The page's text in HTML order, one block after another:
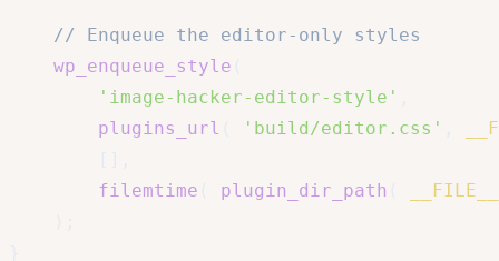
// Enqueue the editor-only styles
wp_enqueue_style
'image-hacker-editor-style'
plugins_url
'build/editor.css'
filemtime
plugin_dir_path
__FILE__